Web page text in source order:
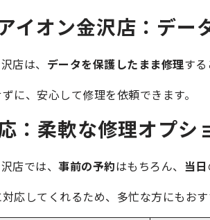
イオン金沢店：デー
店は、 データを保護したまま修理する
に、安心して修理を依頼できます。
：柔軟な修理オプシ
店では、 事前の予約はもちろん、 当日
応してくれるため、多忙な方にもおす